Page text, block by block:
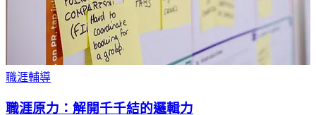
職涯輔導
職涯原力：解開千千結的邏輯力